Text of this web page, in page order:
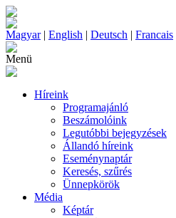
Magyar| English | Deutsch | Francais
Menü
Híreink
Programajánló
Beszámolóink
Legutóbbi bejegyzések
Állandó híreink
Eseménynaptár
Keresés, szűrés
Ünnepkörök
Média
Képtár